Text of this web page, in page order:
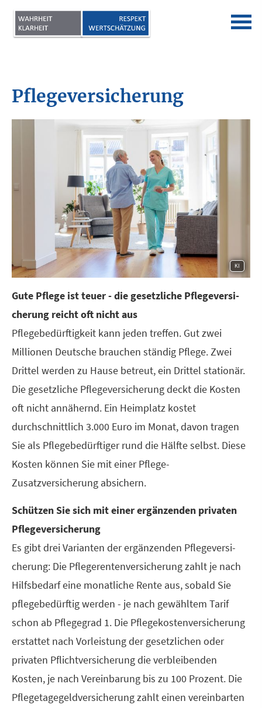
Pflege­ver­si­che­rung
KI
Gute Pflege ist teuer - die gesetzliche Pflege­ver­si­
che­rung reicht oft nicht aus
Pflegebedürftigkeit kann jeden treffen. Gut zwei
Millionen Deutsche brauchen ständig Pflege. Zwei
Drittel werden zu Hause betreut, ein Drittel stationär.
Die gesetzliche Pflege­ver­si­che­rung deckt die Kosten
oft nicht annähernd. Ein Heimplatz kostet
durchschnittlich 3.000 Euro im Monat, davon tragen
Sie als Pflegebedürftiger rund die Hälfte selbst. Diese
Kosten können Sie mit einer Pflege-
Zusatzversicherung absichern.
Schützen Sie sich mit einer ergänzenden privaten
Pflege­ver­si­che­rung
Es gibt drei Varianten der ergänzenden Pflege­ver­si­
che­rung: Die Pfle­ge­ren­tenversicherung zahlt je nach
Hilfsbedarf eine monatliche Rente aus, sobald Sie
pflegebedürftig werden - je nach gewähltem Tarif
schon ab Pflegegrad 1. Die Pflegekostenversicherung
erstattet nach Vorleistung der gesetzlichen oder
privaten Pflichtversicherung die verbleibenden
Kosten, je nach Vereinbarung bis zu 100 Prozent. Die
Pflegetagegeldversicherung zahlt einen vereinbarten